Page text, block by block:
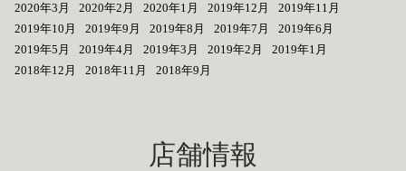
2020年3月
2020年2月 2020年1月 2019年12月
2019年11月
2019年10月
2019年9月 2019年8月 2019年7月
2019年6月
2019年5月
2019年4月 2019年3月 2019年2月
2019年1月
2018年12月
2018年11月 2018年9月
店舗情報